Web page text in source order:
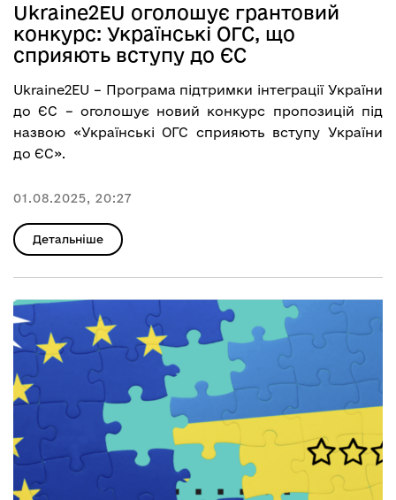
Ukraine2EU оголошує грантовий
конкурс: Українські ОГС, що
сприяють вступу до ЄС
Ukraine2EU – Програма підтримки інтеграції України
до ЄС – оголошує новий конкурс пропозицій під
назвою «Українські ОГС сприяють вступу України
до ЄС».
01.08.2025, 20:27
Детальніше